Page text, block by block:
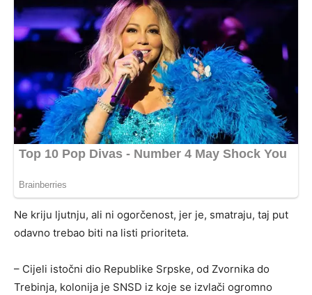
Ne kriju ljutnju, ali ni ogorčenost, jer je, smatraju, taj put
odavno trebao biti na listi prioriteta.
– Cijeli istočni dio Republike Srpske, od Zvornika do
Trebinja, kolonija je SNSD iz koje se izvlači ogromno